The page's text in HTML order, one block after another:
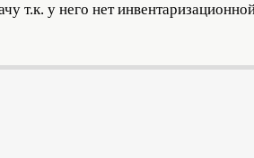
т.к. у него нет